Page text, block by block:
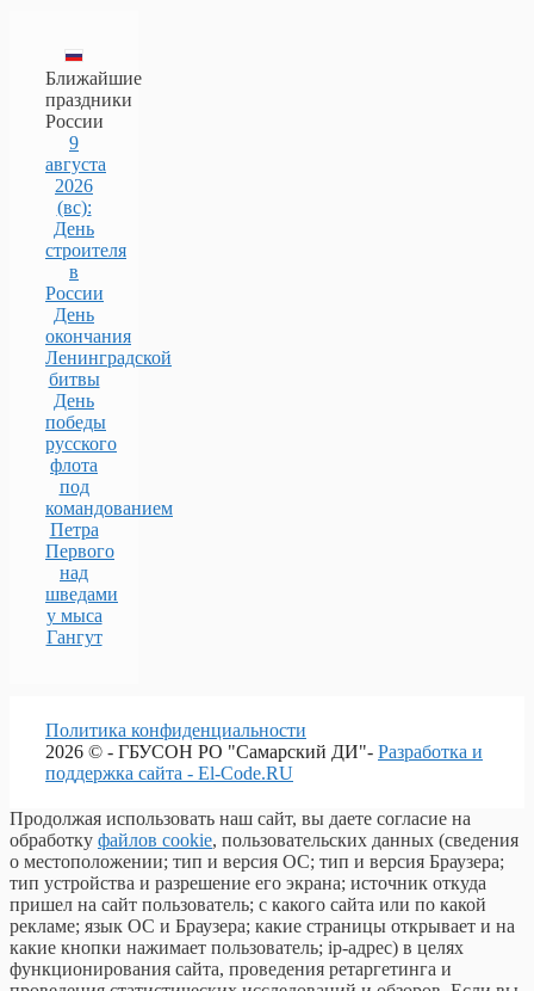
Ближайшие
праздники
России
9
августа
2026
(вс):
День
строителя
в
России
День
окончания
Ленинградской
битвы
День
победы
русского
флота
под
командованием
Петра
Первого
над
шведами
у мыса
Гангут
Политика конфиденциальности
2026 © - ГБУСОН РО "Самарский ДИ"- Разработка и
поддержка сайта - El-Code.RU
Продолжая использовать наш сайт, вы даете согласие на
обработку файлов cookie, пользовательских данных (сведения
о местоположении; тип и версия ОС; тип и версия Браузера;
тип устройства и разрешение его экрана; источник откуда
пришел на сайт пользователь; с какого сайта или по какой
рекламе; язык ОС и Браузера; какие страницы открывает и на
какие кнопки нажимает пользователь; ip-адрес) в целях
функционирования сайта, проведения ретаргетинга и